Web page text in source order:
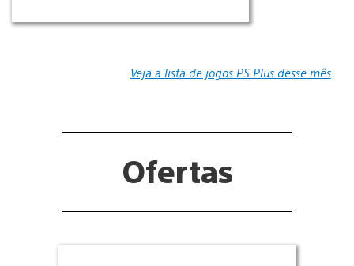
Veja a lista de jogos PS Plus desse mês
Ofertas